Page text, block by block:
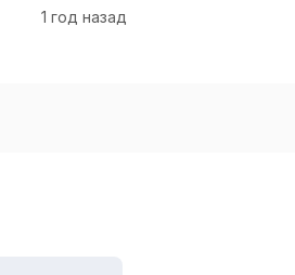
1 год назад